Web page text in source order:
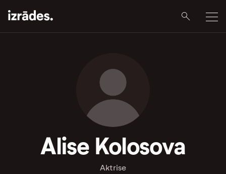
Alise Kolosova
Aktrise